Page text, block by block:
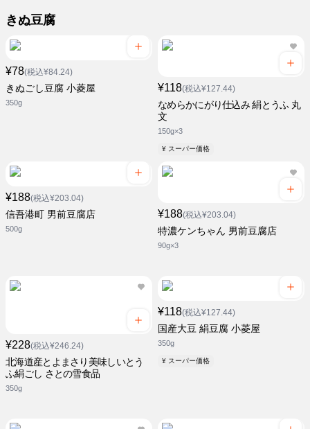
きぬ豆腐
¥78(税込¥84.24)
きぬごし豆腐 小菱屋
350g
¥118(税込¥127.44)
なめらかにがり仕込み 絹とうふ 丸
文
150g×3
¥ スーパー価格
¥188(税込¥203.04)
信吾港町 男前豆腐店
500g
¥188(税込¥203.04)
特濃ケンちゃん 男前豆腐店
90g×3
¥228(税込¥246.24)
北海道産とよまさり美味しいとう
ふ絹ごし さとの雪食品
350g
¥118(税込¥127.44)
国産大豆 絹豆腐 小菱屋
350g
¥ スーパー価格